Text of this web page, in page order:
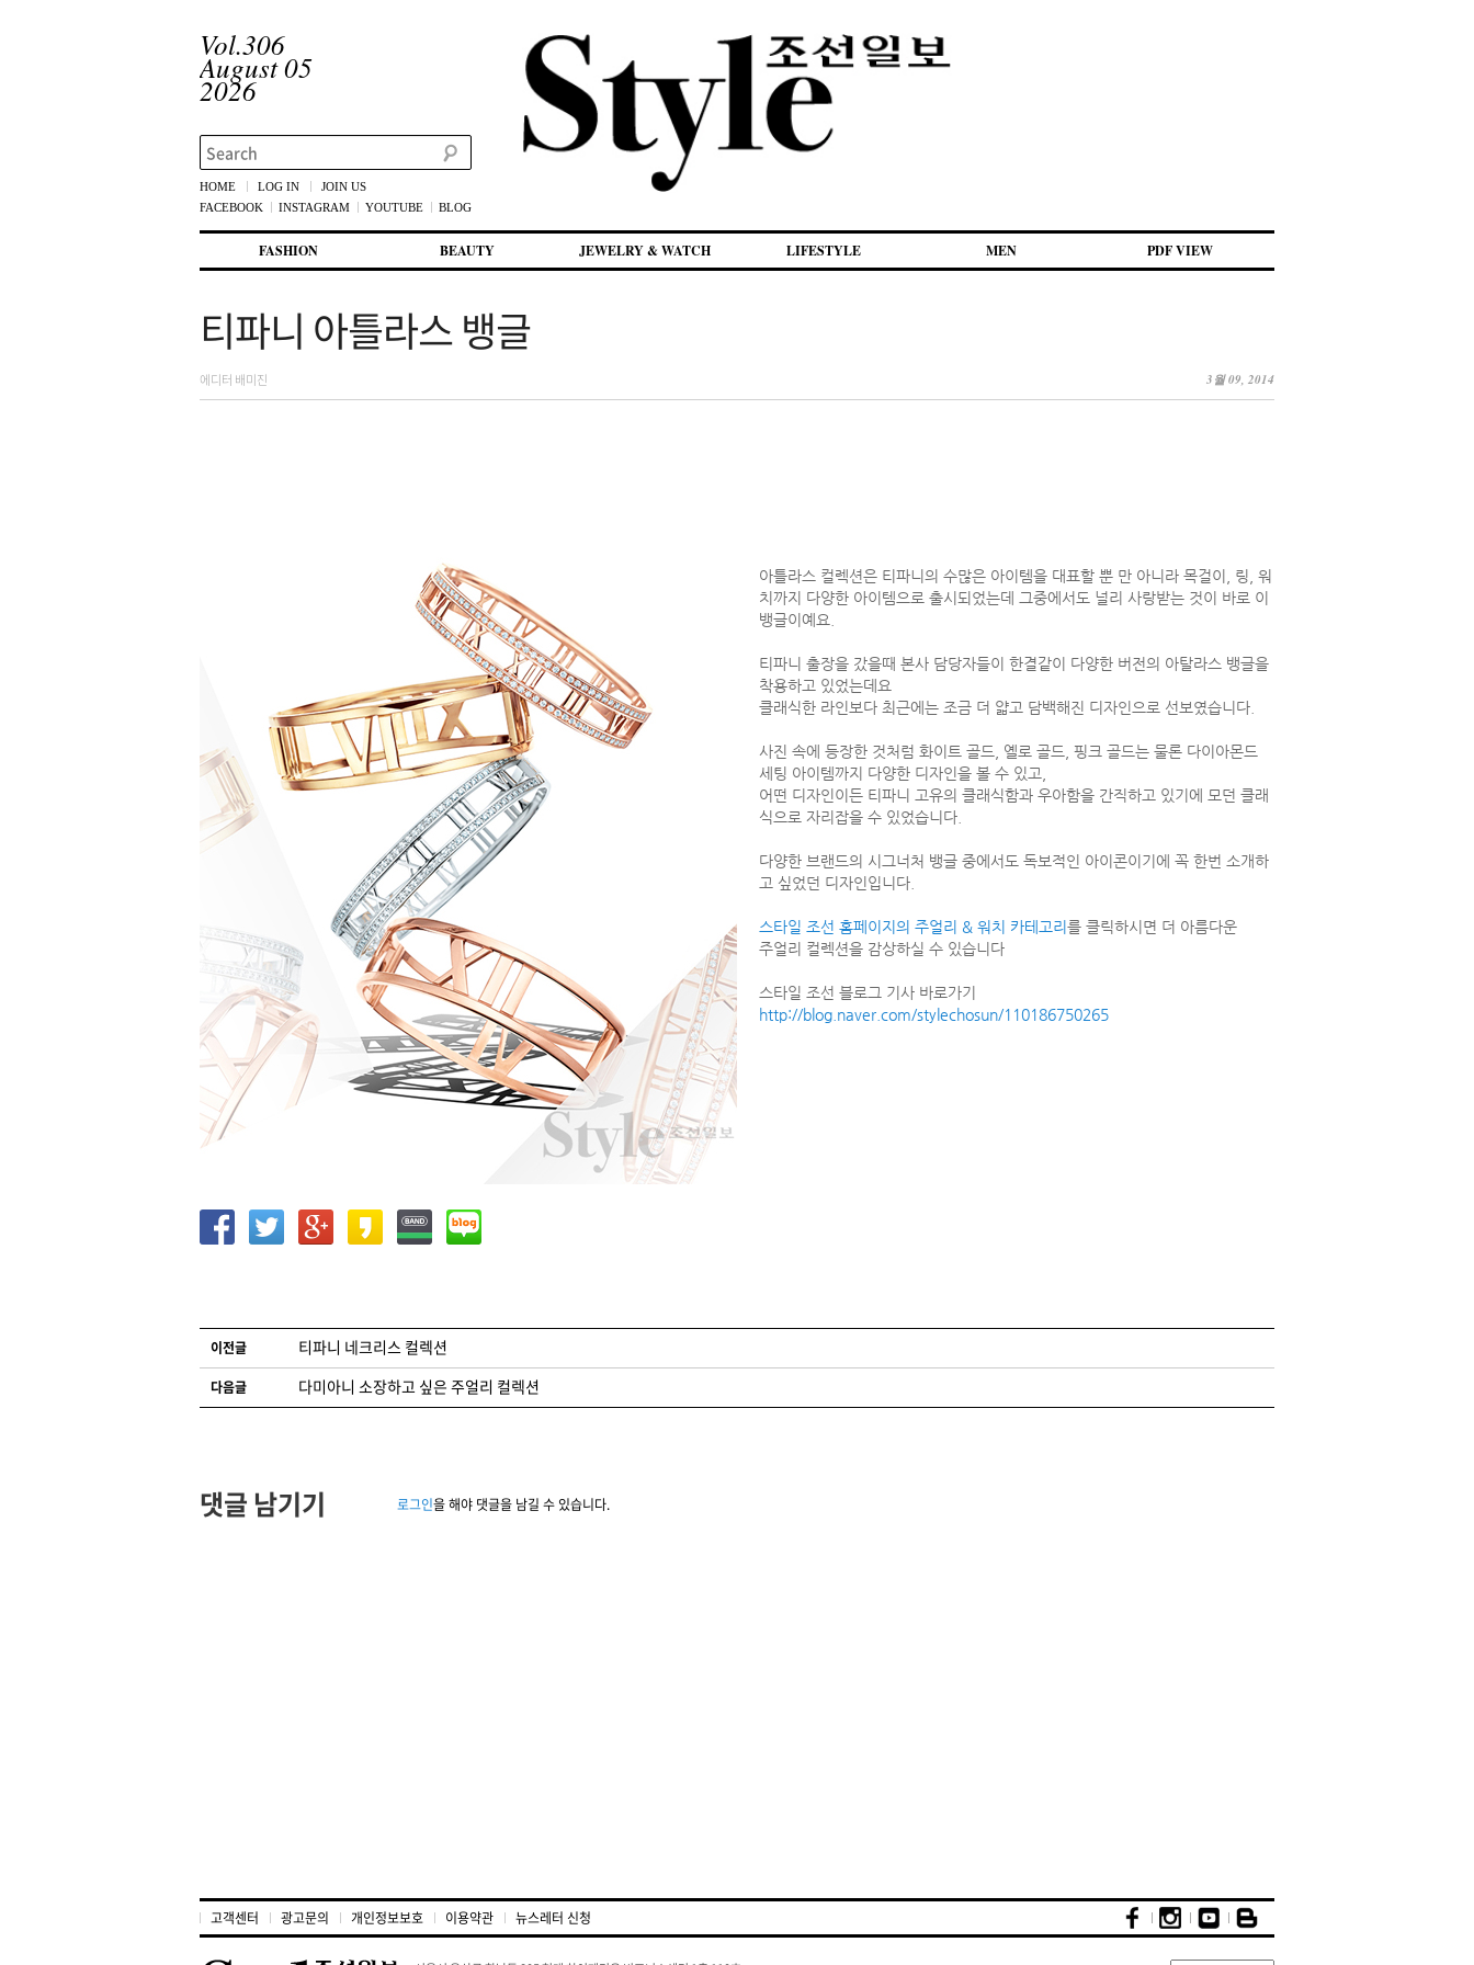
Vol.306
August 05
2026
Search
HOME LOG IN
JOIN US
FACEBOOK
INSTAGRAM YOUTUBE BLOG
첫번째 컨텐츠로 뛰어넘기
두번째 컨텐츠로 뛰어넘기
FASHION BEAUTY JEWELRY & WATCH LIFESTYLE MEN PDF VIEW
티파니 아틀라스 뱅글
3월 09, 2014
에디터 배미진
아틀라스 컬렉션은 티파니의 수많은 아이템을 대표할 뿐 만 아니라 목걸이, 링, 워
치까지 다양한 아이템으로 출시되었는데 그중에서도 널리 사랑받는 것이 바로 이
뱅글이예요.
티파니 출장을 갔을때 본사 담당자들이 한결같이 다양한 버전의 아탈라스 뱅글을
착용하고 있었는데요
클래식한 라인보다 최근에는 조금 더 얇고 담백해진 디자인으로 선보였습니다.
사진 속에 등장한 것처럼 화이트 골드, 옐로 골드, 핑크 골드는 물론 다이아몬드
세팅 아이템까지 다양한 디자인을 볼 수 있고,
어떤 디자인이든 티파니 고유의 클래식함과 우아함을 간직하고 있기에 모던 클래
식으로 자리잡을 수 있었습니다.
다양한 브랜드의 시그너처 뱅글 중에서도 독보적인 아이콘이기에 꼭 한번 소개하
고 싶었던 디자인입니다.
스타일 조선 홈페이지의 주얼리 & 워치 카테고리를 클릭하시면 더 아름다운
주얼리 컬렉션을 감상하실 수 있습니다
스타일 조선 블로그 기사 바로가기
http://blog.naver.com/stylechosun/110186750265
글 네비게이션
이전글 티파니 네크리스 컬렉션
다음글 다미아니 소장하고 싶은 주얼리 컬렉션
댓글 남기기 로그인을 해야 댓글을 남길 수 있습니다.
고객센터 광고문의 개인정보보호 이용약관 뉴스레터 신청